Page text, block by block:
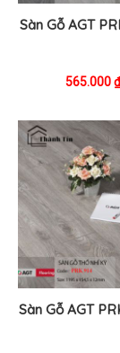
Sàn Gỗ AGT
565.000₫
Sàn Gỗ AGT